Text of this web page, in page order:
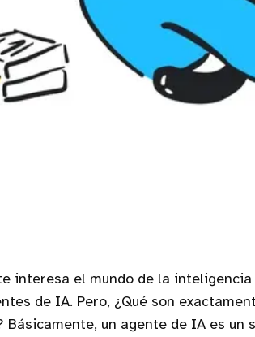
interesa el mundo de la
de IA. Pero, ¿Qué son
Básicamente, un agente de IA es